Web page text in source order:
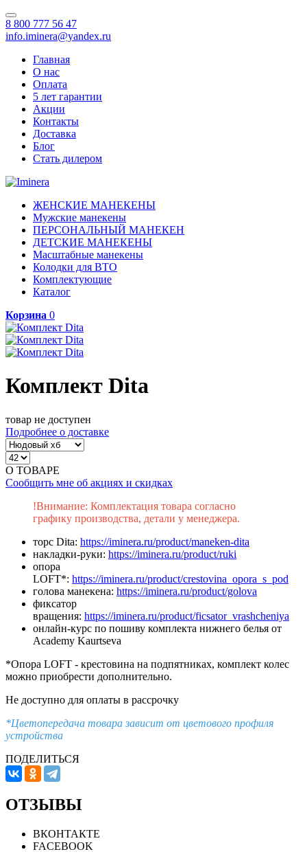
8 800 777 56 47
info.iminera@yandex.ru
Главная
О нас
Оплата
5 лет гарантии
Акции
Контакты
Доставка
Блог
Стать дилером
ЖЕНСКИЕ МАНЕКЕНЫ
Мужские манекены
ПЕРСОНАЛЬНЫЙ МАНЕКЕН
ДЕТСКИЕ МАНЕКЕНЫ
Масштабные манекены
Колодки для ВТО
Комплектующие
Каталог
Корзина 0
Комплект Dita
товар не доступен
Подробнее о доставке
О ТОВАРЕ
Сообщить мне об акциях и скидках
!Внимание: Комплектация товара согласно
графику производства, детали у менеджера.
торс Dita: https://iminera.ru/product/maneken-dita
накладки-руки: https://iminera.ru/product/ruki
опора
LOFT*: https://iminera.ru/product/crestovina_opora_s_pod
голова манекена: https://iminera.ru/product/golova
фиксатор
вращения: https://iminera.ru/product/ficsator_vrashcheniya
онлайн-курс по пошиву комплекта нижнего белья от
Academy Kaurtseva
*Опора LOFT - крестовина на подпятниках, комплект колес
можно приобрести дополнительно.
Не доступно для оплаты в рассрочку
*Цветопередача товара зависит от цветового профиля
устройства
ПОДЕЛИТЬСЯ
ОТЗЫВЫ
ВКОНТАКТЕ
FACEBOOK